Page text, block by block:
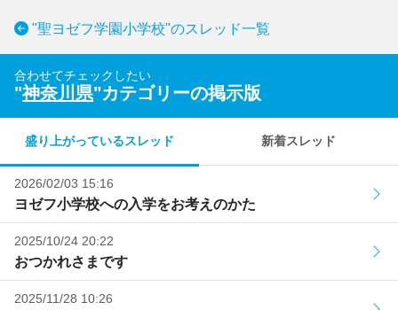
"聖ヨゼフ学園小学校"のスレッド一覧
合わせてチェックしたい
"神奈川県"カテゴリーの掲示版
盛り上がっているスレッド 新着スレッド
2026/02/03 15:16
ヨゼフ小学校への入学をお考えのかた
2025/10/24 20:22
おつかれさまです
2025/11/28 10:26